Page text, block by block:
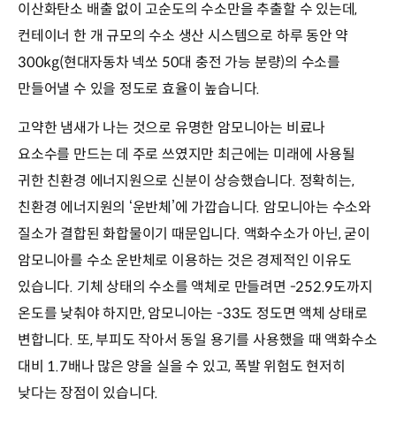
이산화탄소 배출 없이 고순도의 수소만을 추출할 수 있는데,
컨테이너 한 개 규모의 수소 생산 시스템으로 하루 동안 약
300kg(현대자동차 넥쏘 50대 충전 가능 분량)의 수소를
만들어낼 수 있을 정도로 효율이 높습니다.
고약한 냄새가 나는 것으로 유명한 암모니아는 비료나
요소수를 만드는 데 주로 쓰였지만 최근에는 미래에 사용될
귀한 친환경 에너지원으로 신분이 상승했습니다. 정확히는,
친환경 에너지원의 ‘운반체’에 가깝습니다. 암모니아는 수소와
질소가 결합된 화합물이기 때문입니다. 액화수소가 아닌, 굳이
암모니아를 수소 운반체로 이용하는 것은 경제적인 이유도
있습니다. 기체 상태의 수소를 액체로 만들려면 -252.9도까지
온도를 낮춰야 하지만, 암모니아는 -33도 정도면 액체 상태로
변합니다. 또, 부피도 작아서 동일 용기를 사용했을 때 액화수소
대비 1.7배나 많은 양을 실을 수 있고, 폭발 위험도 현저히
낮다는 장점이 있습니다.